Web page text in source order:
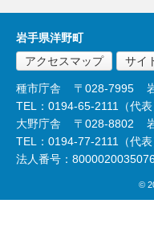
岩手県洋野町
アクセスマップ
サイ
種市庁舎 〒028-7995
TEL：0194-65-2111（代表
大野庁舎
〒028-8802
TEL：0194-77-2111（代表
法人番号：
©